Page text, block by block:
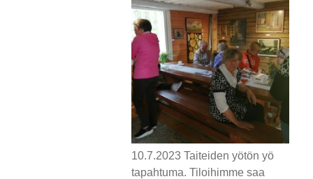
10.7.2023 Taiteiden yötön yö
tapahtuma. Tiloihimme saa